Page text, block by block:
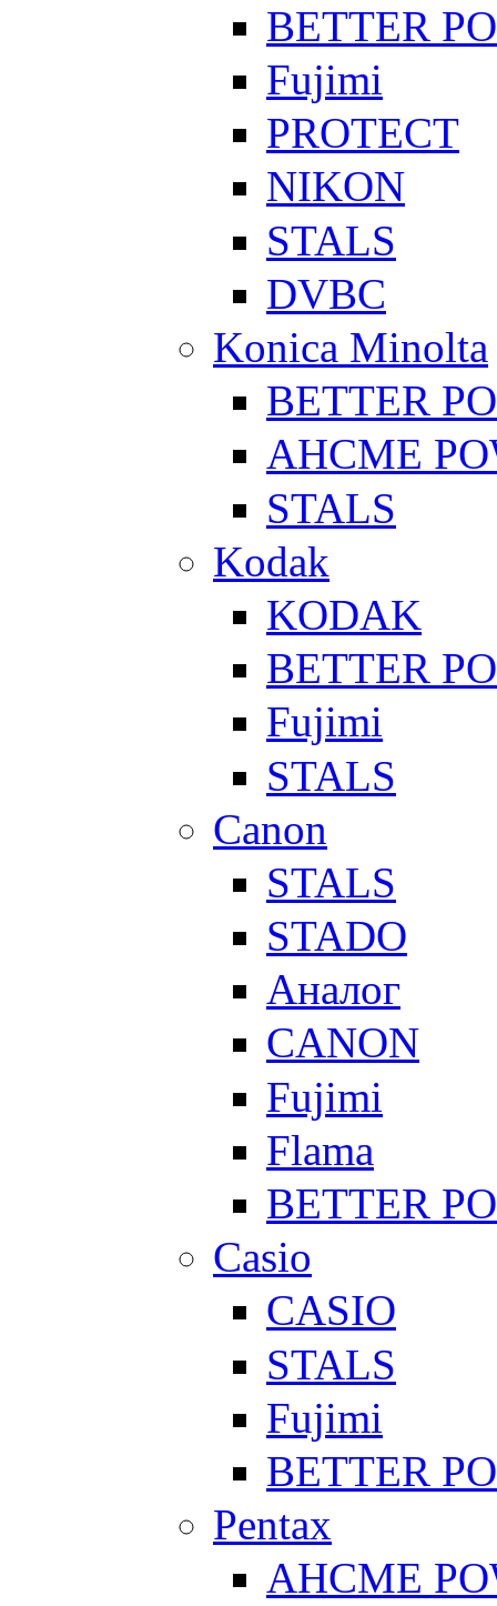
BETTER
Fujimi
PROTECT
NIKON
STALS
DVBC
Konica Minolta
BETTER
AHCME
STALS
Kodak
KODAK
BETTER
Fujimi
STALS
Canon
STALS
STADO
Аналог
CANON
Fujimi
Flama
BETTER
Casio
CASIO
STALS
Fujimi
BETTER
Pentax
AHCME